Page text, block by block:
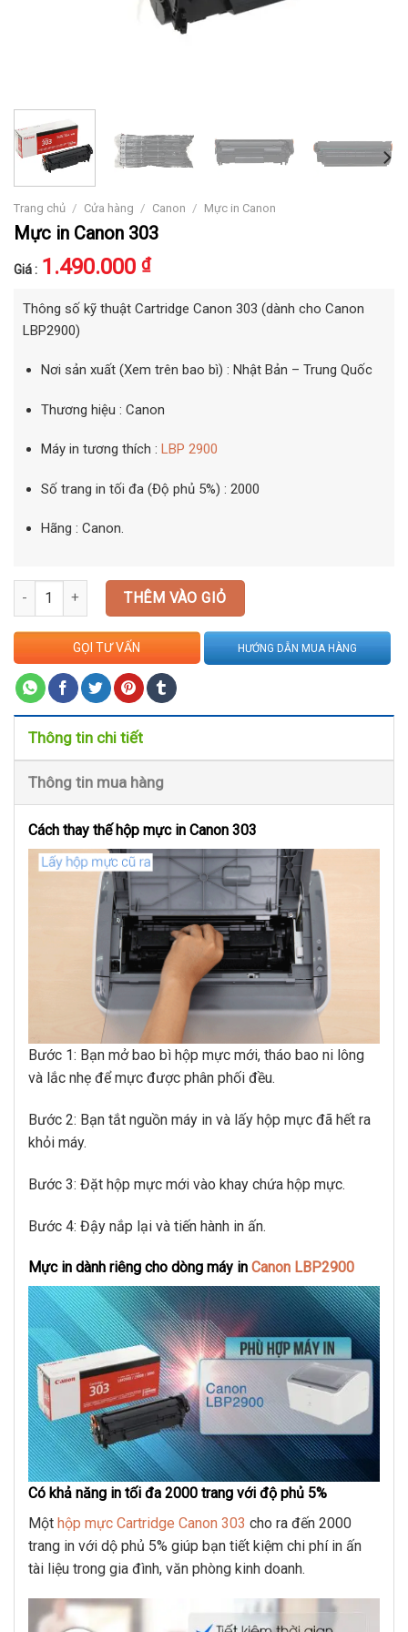
Trang chủ / Cửa hàng / Canon / Mực in Canon
Mực in Canon 303
Giá : 1.490.000 ₫
Thông số kỹ thuật Cartridge Canon 303 (dành cho Canon
LBP2900)
Nơi sản xuất (Xem trên bao bì) : Nhật Bản – Trung Quốc
Thương hiệu : Canon
Máy in tương thích : LBP 2900
Số trang in tối đa (Độ phủ 5%) : 2000
Hãng : Canon.
Mực in Canon 303 số lượngTHÊM VÀO GIỎ
GỌI TƯ VẤN HƯỚNG DẪN MUA HÀNG
Thông tin chi tiết
Thông tin mua hàng
Cách thay thế hộp mực in Canon 303
Bước 1: Bạn mở bao bì hộp mực mới, tháo bao ni lông
và lắc nhẹ để mực được phân phối đều.
Bước 2: Bạn tắt nguồn máy in và lấy hộp mực đã hết ra
khỏi máy.
Bước 3: Đặt hộp mực mới vào khay chứa hộp mực.
Bước 4: Đậy nắp lại và tiến hành in ấn.
Mực in dành riêng cho dòng máy in Canon LBP2900
Có khả năng in tối đa 2000 trang với độ phủ 5%
Một hộp mực Cartridge Canon 303 cho ra đến 2000
trang in với dộ phủ 5% giúp bạn tiết kiệm chi phí in ấn
tài liệu trong gia đình, văn phòng kinh doanh.